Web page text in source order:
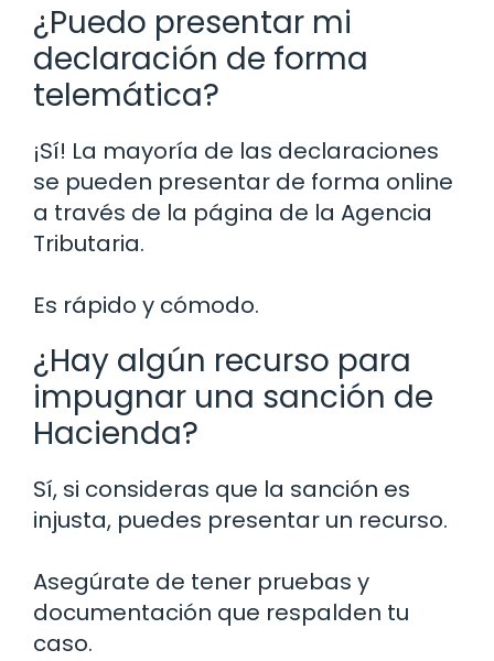
¿Puedo presentar mi
declaración de forma
telemática?
¡Sí! La mayoría de las declaraciones
se pueden presentar de forma online
a través de la página de la Agencia
Tributaria.
Es rápido y cómodo.
¿Hay algún recurso para
impugnar una sanción de
Hacienda?
Sí, si consideras que la sanción es
injusta, puedes presentar un recurso.
Asegúrate de tener pruebas y
documentación que respalden tu
caso.